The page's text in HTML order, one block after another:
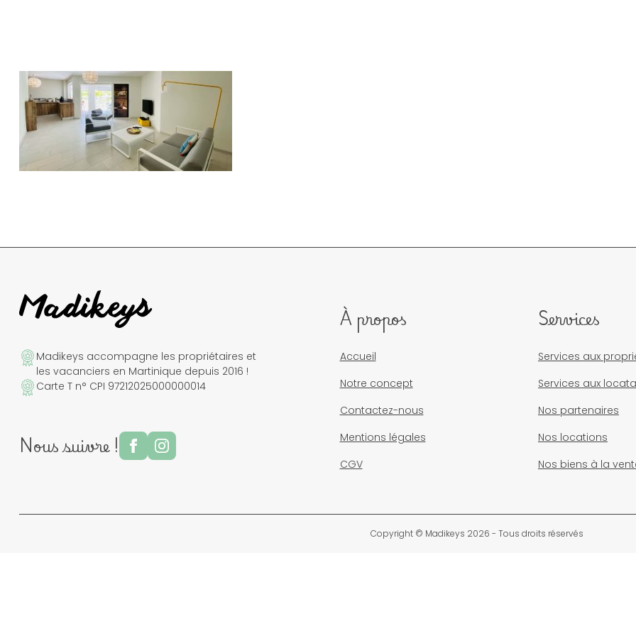
Madikeys accompagne les propriétaires et
les vacanciers en Martinique depuis 2016 !
Carte T n° CPI 97212025000000014
Nous suivre !
À propos
Accueil
Notre concept
Contactez-nous
Mentions légales
CGV
Services
Services aux
Services aux
Nos partenaires
Nos locations
Nos biens à la
Copyright © Madikeys 2026 - Tous droits réservés